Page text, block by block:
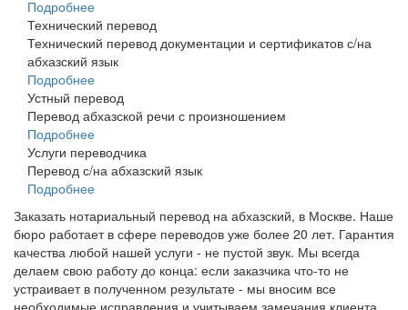
Подробнее
Технический перевод
Технический перевод документации и сертификатов с/на
абхазский язык
Подробнее
Устный перевод
Перевод абхазской речи с произношением
Подробнее
Услуги переводчика
Перевод с/на абхазский язык
Подробнее
Заказать нотариальный перевод на абхазский, в Москве. Наше
бюро работает в сфере переводов уже более 20 лет. Гарантия
качества любой нашей услуги - не пустой звук. Мы всегда
делаем свою работу до конца: если заказчика что-то не
устраивает в полученном результате - мы вносим все